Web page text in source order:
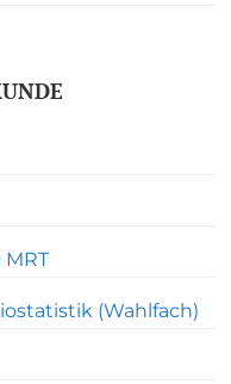
(Wahlfach)